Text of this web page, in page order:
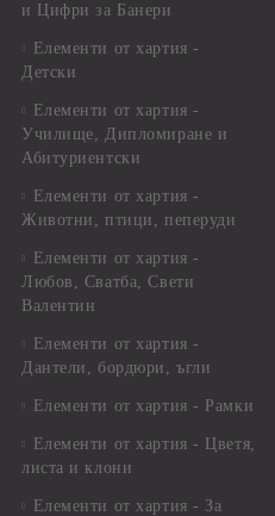
и Цифри за Банери
Елементи от хартия -
Детски
Елементи от хартия -
Училище, Дипломиране и
Абитуриентски
Елементи от хартия -
Животни, птици, пеперуди
Елементи от хартия -
Любов, Сватба, Свети
Валентин
Елементи от хартия -
Дантели, бордюри, ъгли
Елементи от хартия - Рамки
Елементи от хартия - Цветя,
листа и клони
Елементи от хартия - За